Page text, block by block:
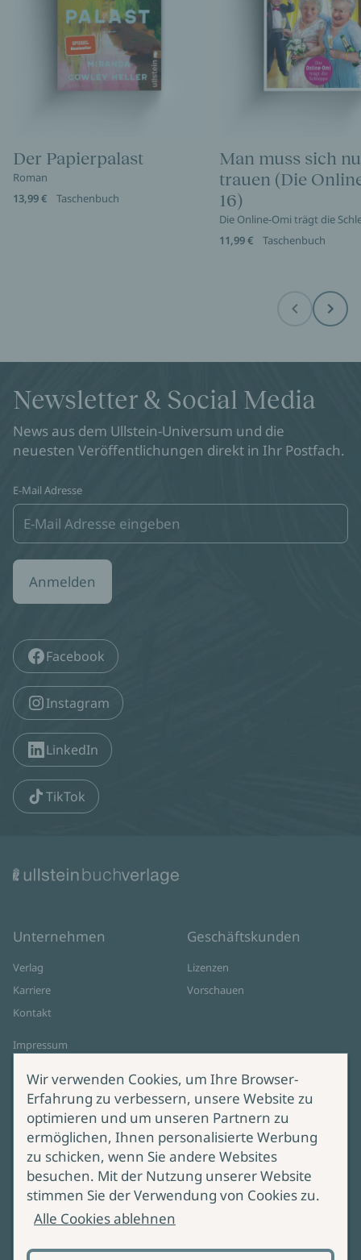
Der Papierpalast
Roman
13,99 €
Taschenbuch
Man muss sich
trauen (Die
16)
Die Online-Omi trägt die
11,99 €
Taschenbuch
Before Next
Newsletter & Social Media
News aus dem Ullstein-Universum und die
neuesten Veröffentlichungen direkt in Ihr Postfach.
E-Mail Adresse
Anmelden
Facebook
Instagram
LinkedIn
TikTok
Unternehmen
Verlag
Karriere
Kontakt
Impressum
Cookie-Einstellungen
AGB Online Shop
Geschäftskunden
Lizenzen
Vorschauen
Service
Lieferung & Versand
Produktsicherheit
Bei Fragen zur Produktsicherheit
wenden Sie sich bitte an
Wir verwenden Cookies, um Ihre Browser-
Erfahrung zu verbessern, unsere Website zu
optimieren und um unseren Partnern zu
ermöglichen, Ihnen personalisierte Werbung
zu schicken, wenn Sie andere Websites
besuchen. Mit der Nutzung unserer Website
stimmen Sie der Verwendung von Cookies zu.
Alle Cookies ablehnen